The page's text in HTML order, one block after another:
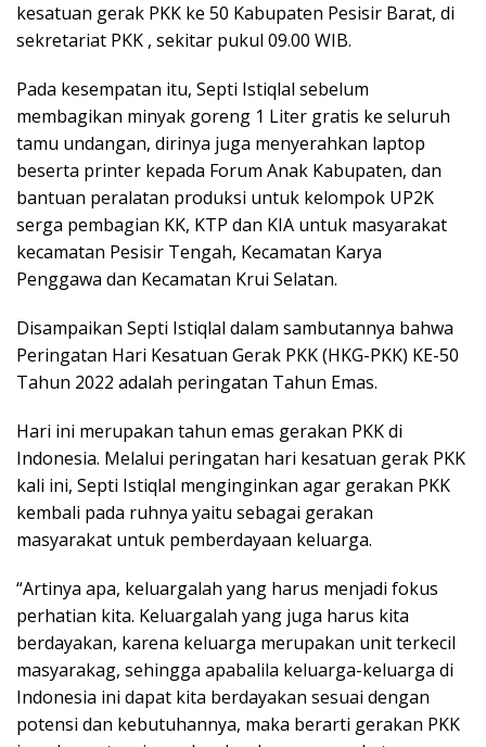
kesatuan gerak PKK ke 50 Kabupaten Pesisir Barat, di
sekretariat PKK , sekitar pukul 09.00 WIB.
Pada kesempatan itu, Septi Istiqlal sebelum
membagikan minyak goreng 1 Liter gratis ke seluruh
tamu undangan, dirinya juga menyerahkan laptop
beserta printer kepada Forum Anak Kabupaten, dan
bantuan peralatan produksi untuk kelompok UP2K
serga pembagian KK, KTP dan KIA untuk masyarakat
kecamatan Pesisir Tengah, Kecamatan Karya
Penggawa dan Kecamatan Krui Selatan.
Disampaikan Septi Istiqlal dalam sambutannya bahwa
Peringatan Hari Kesatuan Gerak PKK (HKG-PKK) KE-50
Tahun 2022 adalah peringatan Tahun Emas.
Hari ini merupakan tahun emas gerakan PKK di
Indonesia. Melalui peringatan hari kesatuan gerak PKK
kali ini, Septi Istiqlal menginginkan agar gerakan PKK
kembali pada ruhnya yaitu sebagai gerakan
masyarakat untuk pemberdayaan keluarga.
“Artinya apa, keluargalah yang harus menjadi fokus
perhatian kita. Keluargalah yang juga harus kita
berdayakan, karena keluarga merupakan unit terkecil
masyarakag, sehingga apabalila keluarga-keluarga di
Indonesia ini dapat kita berdayakan sesuai dengan
potensi dan kebutuhannya, maka berarti gerakan PKK